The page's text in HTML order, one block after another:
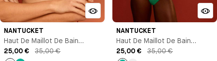
NANTUCKET
Haut De Maillot De Bain
Triangle
25,00 € 35,00 €
NANTUCKET
Haut De Maillot De Bain
Triangle
25,00 € 35,00 €